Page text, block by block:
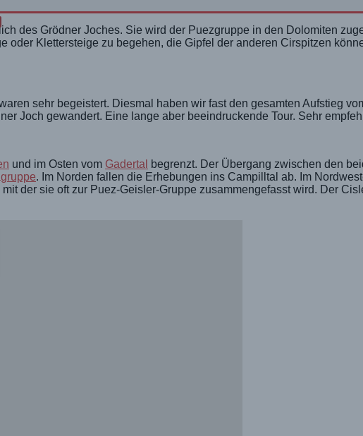
des Grödner Joches. Sie wird der Puezgruppe in den Dolomiten
oder Klettersteige zu begehen, die Gipfel der anderen Cirspitzen
sehr begeistert. Diesmal haben wir fast den gesamten Aufstieg
Joch gewandert. Eine lange aber beeindruckende Tour. Sehr
und im Osten vom Gadertal begrenzt. Der Übergang zwischen den
. Im Norden fallen die Erhebungen ins Campilltal ab. Im
mit der sie oft zur Puez-Geisler-Gruppe zusammengefasst wird. Der